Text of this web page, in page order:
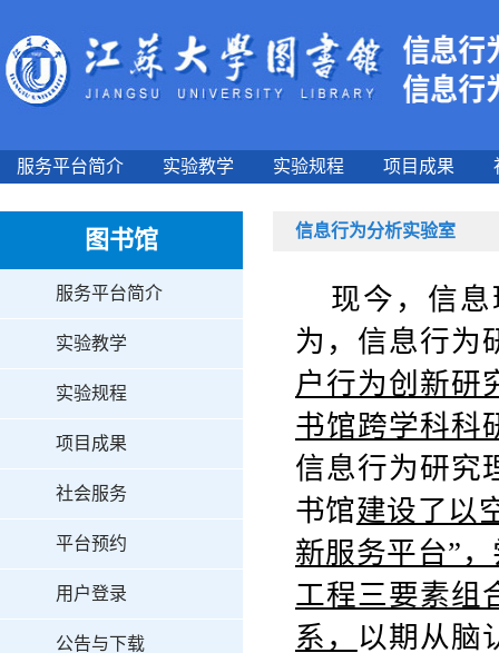
服务平台简介 实验教学 实验规程 项目成果
图书馆
服务平台简介
实验教学
实验规程
项目成果
社会服务
平台预约
用户登录
公告与下载
信息行为分析实验室
现今，信
为，信息行为
户行为创新研
书馆跨学科科
信息行为研究
书馆建设了以
新服务平台”
工程三要素组
系， 以期从脑